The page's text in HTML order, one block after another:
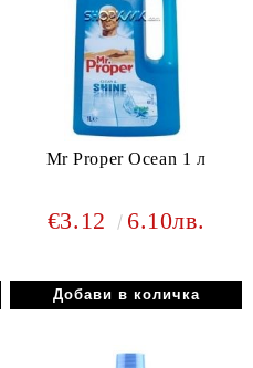
Mr Proper Ocean 1 л
€3.12 6.10лв.